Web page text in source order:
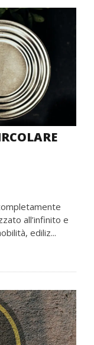
all’infinito e
ediliz...